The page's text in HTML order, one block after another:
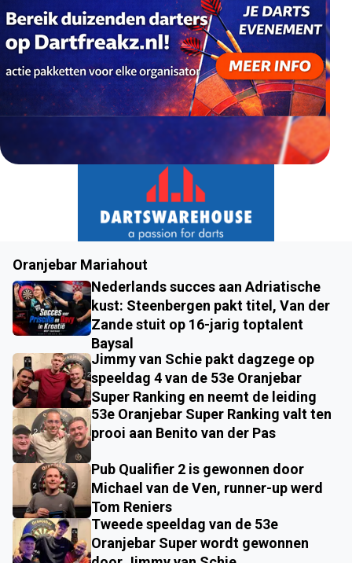
Oranjebar Mariahout
Nederlands succes aan Adriatische
kust: Steenbergen pakt titel, Van der
Zande stuit op 16-jarig toptalent
Baysal
Jimmy van Schie pakt dagzege op
speeldag 4 van de 53e Oranjebar
Super Ranking en neemt de leiding
53e Oranjebar Super Ranking valt ten
prooi aan Benito van der Pas
Pub Qualifier 2 is gewonnen door
Michael van de Ven, runner-up werd
Tom Reniers
Tweede speeldag van de 53e
Oranjebar Super wordt gewonnen